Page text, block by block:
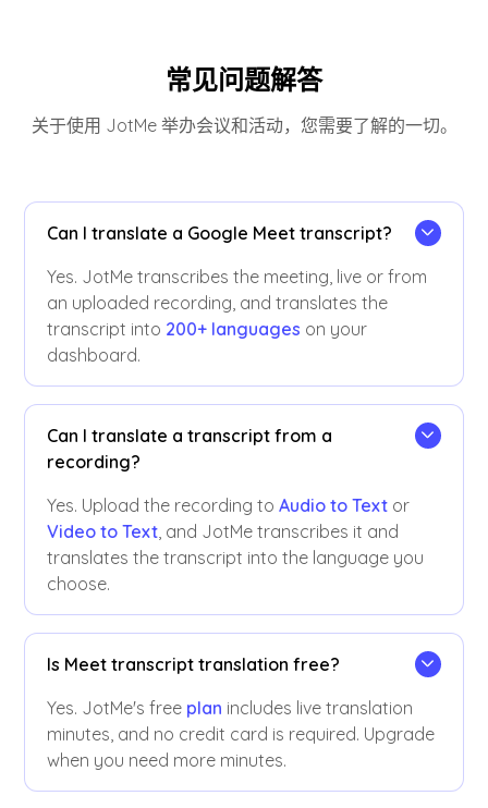
常见问题解答
关于使用 JotMe 举办会议和活动，您需要了解的一切。
Can I translate a Google Meet transcript?
Yes. JotMe transcribes the meeting, live or from
an uploaded recording, and translates the
transcript into 200+ languages on your
dashboard.
Can I translate a transcript from a
recording?
Yes. Upload the recording to Audio to Text or
Video to Text , and JotMe transcribes it and
translates the transcript into the language you
choose.
Is Meet transcript translation free?
Yes. JotMe's free plan includes live translation
minutes, and no credit card is required. Upgrade
when you need more minutes.